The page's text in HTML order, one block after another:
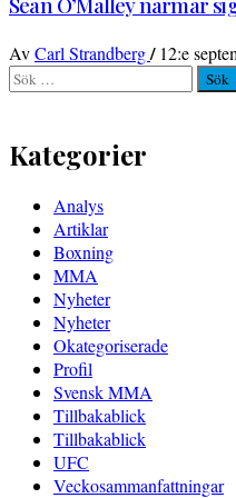
AvCarl Strandberg/ 12:e
Sök
efter:
Kategorier
Analys
Artiklar
Boxning
MMA
Nyheter
Nyheter
Okategoriserade
Profil
Svensk MMA
Tillbakablick
Tillbakablick
UFC
Veckosammanfattningar